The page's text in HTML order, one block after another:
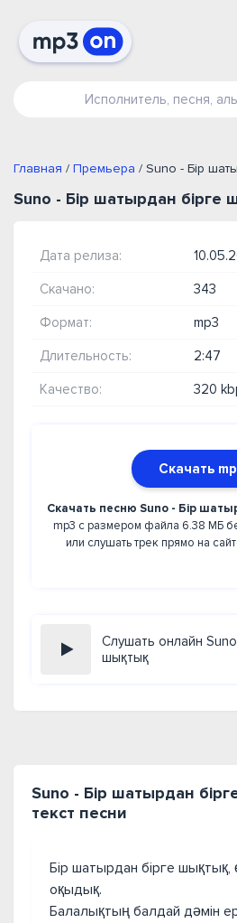
Главная / Премьера / Suno - Бір
Suno - Бір шатырдан бірге
Дата релиза:
Скачано: 343
Формат: mp3
Длительность: 2:47
Качество: 320
Скачать
Скачать песню Suno - Бір
mp3 с размером файла 6.38 МБ
или слушать трек прямо на
Слушать онлайн
шықтық
Suno - Бір шатырдан
текст песни
Бір шатырдан бірге шықтық,
оқыдық.
Балалықтың балдай дәмін